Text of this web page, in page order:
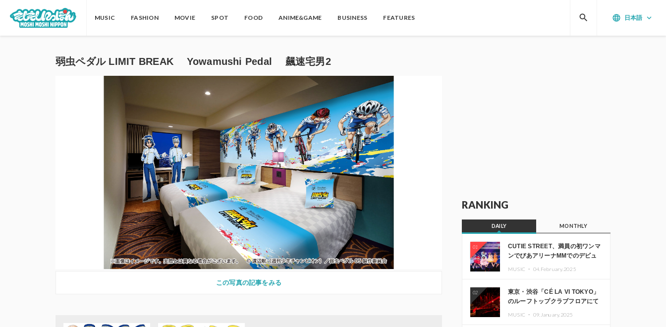
MUSIC FASHION MOVIE SPOT FOOD ANIME&GAME BUSINESS FEATURES language 日本語 keyboard_arrow_down
search
弱虫ペダル LIMIT BREAK Yowamushi Pedal 飆速宅男2
この写真の記事をみる
RANKING
DAILY MONTHLY
01
CUTIE STREET、満員の初ワンマ
ンでぴあアリーナMMでのデビュ
MUSIC ・ 04.February.2025
02
東京・渋谷「CÉ LA VI TOKYO」
のルーフトップクラブフロアにて
MUSIC ・ 09.January.2025